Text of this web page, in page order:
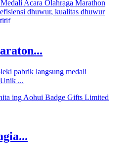
pabrik langsung medali
...